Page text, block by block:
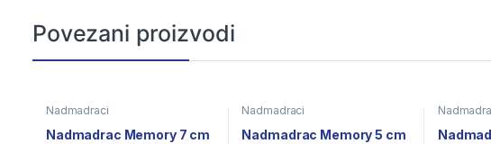
Povezani proizvodi
Nadmadraci
Nadmadrac Memory 7 cm
Nadmadraci
Nadmadrac Memory 5 cm